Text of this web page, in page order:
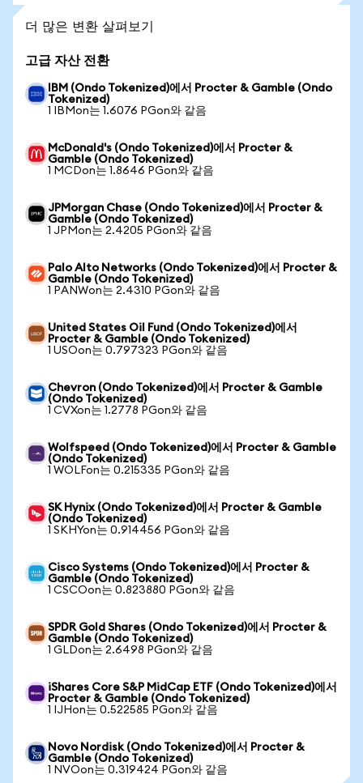
더 많은 변환 살펴보기
고급 자산 전환
IBM (Ondo Tokenized)에서 Procter & Gamble (Ondo
Tokenized)
1 IBMon는 1.6076 PGon와 같음
McDonald's (Ondo Tokenized)에서 Procter &
Gamble (Ondo Tokenized)
1 MCDon는 1.8646 PGon와 같음
JPMorgan Chase (Ondo Tokenized)에서 Procter &
Gamble (Ondo Tokenized)
1 JPMon는 2.4205 PGon와 같음
Palo Alto Networks (Ondo Tokenized)에서 Procter &
Gamble (Ondo Tokenized)
1 PANWon는 2.4310 PGon와 같음
United States Oil Fund (Ondo Tokenized)에서
Procter & Gamble (Ondo Tokenized)
1 USOon는 0.797323 PGon와 같음
Chevron (Ondo Tokenized)에서 Procter & Gamble
(Ondo Tokenized)
1 CVXon는 1.2778 PGon와 같음
Wolfspeed (Ondo Tokenized)에서 Procter & Gamble
(Ondo Tokenized)
1 WOLFon는 0.215335 PGon와 같음
SK Hynix (Ondo Tokenized)에서 Procter & Gamble
(Ondo Tokenized)
1 SKHYon는 0.914456 PGon와 같음
Cisco Systems (Ondo Tokenized)에서 Procter &
Gamble (Ondo Tokenized)
1 CSCOon는 0.823880 PGon와 같음
SPDR Gold Shares (Ondo Tokenized)에서 Procter &
Gamble (Ondo Tokenized)
1 GLDon는 2.6498 PGon와 같음
iShares Core S&P MidCap ETF (Ondo Tokenized)에서
Procter & Gamble (Ondo Tokenized)
1 IJHon는 0.522585 PGon와 같음
Novo Nordisk (Ondo Tokenized)에서 Procter &
Gamble (Ondo Tokenized)
1 NVOon는 0.319424 PGon와 같음